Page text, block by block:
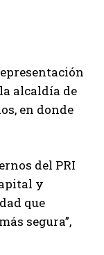
alcaldía de
en donde
del PRI
y
que
segura”,